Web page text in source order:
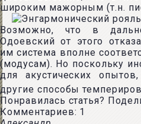
широким мажорным (т.н.
Возможно, что в
Одоевский от этого
им система вполне
(модусам). Но поскольку
для акустических
другие способы
Понравилась статья?
Комментариев: 1